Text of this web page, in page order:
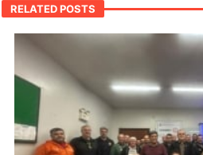
RELATED POSTS